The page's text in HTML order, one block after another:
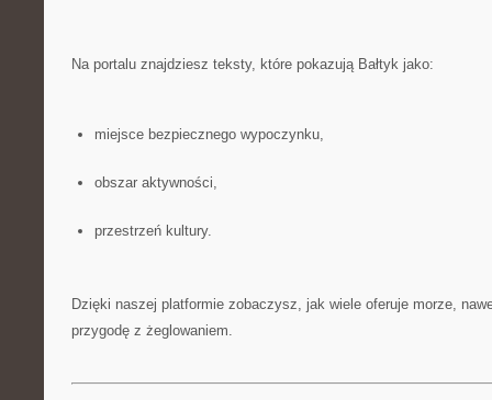
Na portalu znajdziesz teksty, które pokazują Bałtyk jako:
miejsce bezpiecznego wypoczynku,
obszar aktywności,
przestrzeń kultury.
Dzięki naszej platformie zobaczysz, jak wiele oferuje morze,
przygodę z żeglowaniem.